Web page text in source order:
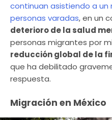
continuan asistiendo a
personas varadas, en un
deterioro de la salud
personas migrantes por
reducción global de la
que ha debilitado
respuesta.
Migración en México